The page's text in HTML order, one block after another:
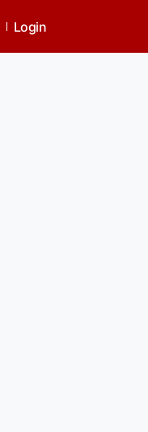
Login